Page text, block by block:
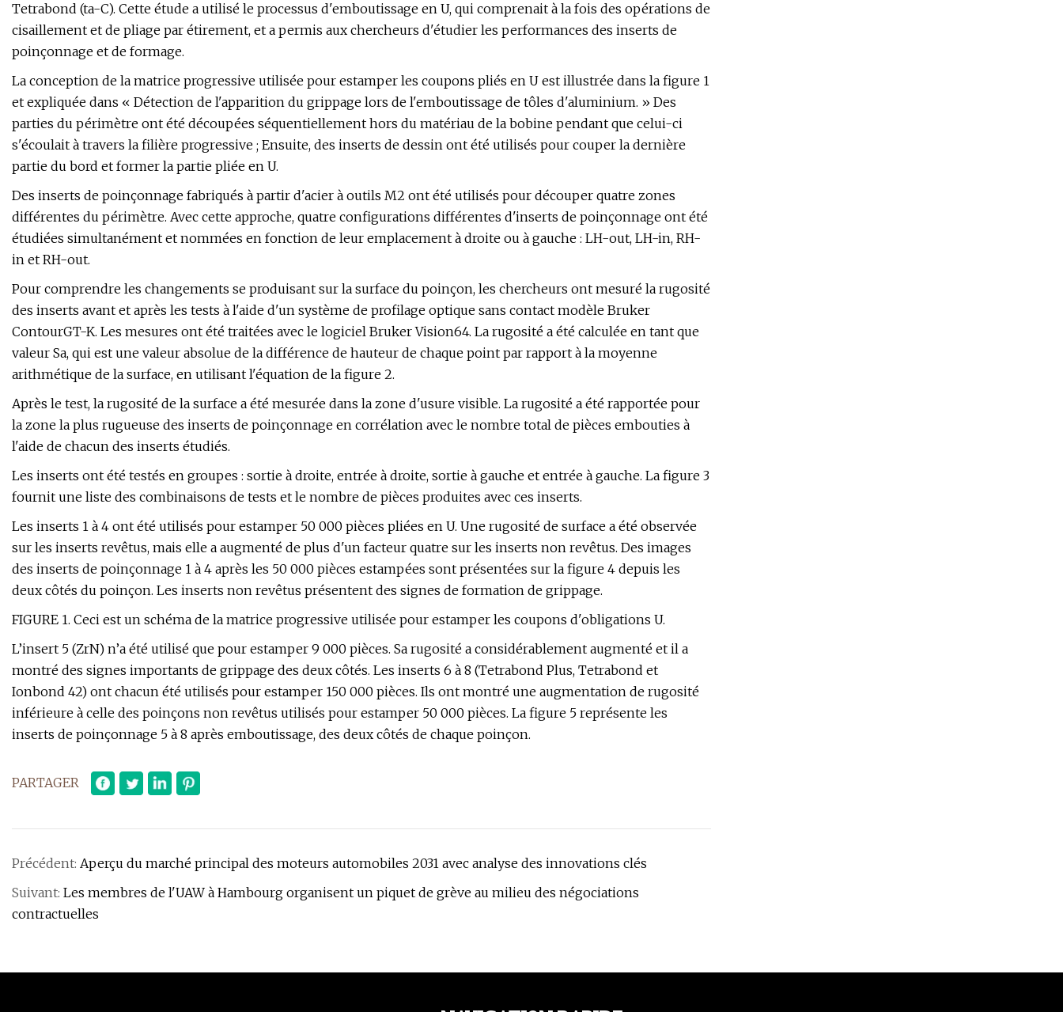
Tetrabond (ta-C). Cette étude a utilisé le processus d'emboutissage en U, qui comprenait à la fois des opérations de
cisaillement et de pliage par étirement, et a permis aux chercheurs d'étudier les performances des inserts de
poinçonnage et de formage.
La conception de la matrice progressive utilisée pour estamper les coupons pliés en U est illustrée dans la figure 1
et expliquée dans « Détection de l'apparition du grippage lors de l'emboutissage de tôles d'aluminium. » Des
parties du périmètre ont été découpées séquentiellement hors du matériau de la bobine pendant que celui-ci
s'écoulait à travers la filière progressive ; Ensuite, des inserts de dessin ont été utilisés pour couper la dernière
partie du bord et former la partie pliée en U.
Des inserts de poinçonnage fabriqués à partir d'acier à outils M2 ont été utilisés pour découper quatre zones
différentes du périmètre. Avec cette approche, quatre configurations différentes d'inserts de poinçonnage ont été
étudiées simultanément et nommées en fonction de leur emplacement à droite ou à gauche : LH-out, LH-in, RH-
in et RH-out.
Pour comprendre les changements se produisant sur la surface du poinçon, les chercheurs ont mesuré la rugosité
des inserts avant et après les tests à l'aide d'un système de profilage optique sans contact modèle Bruker
ContourGT-K. Les mesures ont été traitées avec le logiciel Bruker Vision64. La rugosité a été calculée en tant que
valeur Sa, qui est une valeur absolue de la différence de hauteur de chaque point par rapport à la moyenne
arithmétique de la surface, en utilisant l'équation de la figure 2.
Après le test, la rugosité de la surface a été mesurée dans la zone d'usure visible. La rugosité a été rapportée pour
la zone la plus rugueuse des inserts de poinçonnage en corrélation avec le nombre total de pièces embouties à
l'aide de chacun des inserts étudiés.
Les inserts ont été testés en groupes : sortie à droite, entrée à droite, sortie à gauche et entrée à gauche. La figure 3
fournit une liste des combinaisons de tests et le nombre de pièces produites avec ces inserts.
Les inserts 1 à 4 ont été utilisés pour estamper 50 000 pièces pliées en U. Une rugosité de surface a été observée
sur les inserts revêtus, mais elle a augmenté de plus d'un facteur quatre sur les inserts non revêtus. Des images
des inserts de poinçonnage 1 à 4 après les 50 000 pièces estampées sont présentées sur la figure 4 depuis les
deux côtés du poinçon. Les inserts non revêtus présentent des signes de formation de grippage.
FIGURE 1. Ceci est un schéma de la matrice progressive utilisée pour estamper les coupons d'obligations U.
L’insert 5 (ZrN) n’a été utilisé que pour estamper 9 000 pièces. Sa rugosité a considérablement augmenté et il a
montré des signes importants de grippage des deux côtés. Les inserts 6 à 8 (Tetrabond Plus, Tetrabond et
Ionbond 42) ont chacun été utilisés pour estamper 150 000 pièces. Ils ont montré une augmentation de rugosité
inférieure à celle des poinçons non revêtus utilisés pour estamper 50 000 pièces. La figure 5 représente les
inserts de poinçonnage 5 à 8 après emboutissage, des deux côtés de chaque poinçon.
PARTAGER
Précédent: Aperçu du marché principal des moteurs automobiles 2031 avec analyse des innovations clés
Suivant: Les membres de l'UAW à Hambourg organisent un piquet de grève au milieu des négociations
contractuelles